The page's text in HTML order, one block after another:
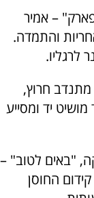
– אמיר
והתמדה.
לרגליו.
חרוץ,
יד ומסייע
"באים לטוב" –
החוסן